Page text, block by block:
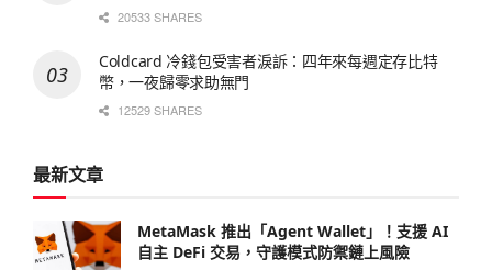
20533 SHARES
Coldcard 冷錢包受害者淚訴：四年來每週定存比特
幣，一夜歸零求助無門
12529 SHARES
最新文章
MetaMask 推出「Agent Wallet」！支援 AI
自主 DeFi 交易，守護模式防禦鏈上風險